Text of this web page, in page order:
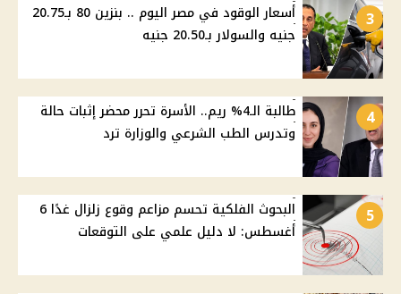
3
أسعار الوقود في مصر اليوم .. بنزين 80 بـ20.75
جنيه والسولار بـ20.50 جنيه
4
طالبة الـ4% ريم.. الأسرة تحرر محضر إثبات حالة
وتدرس الطب الشرعي والوزارة ترد
5
البحوث الفلكية تحسم مزاعم وقوع زلزال غدًا 6
أغسطس: لا دليل علمي على التوقعات